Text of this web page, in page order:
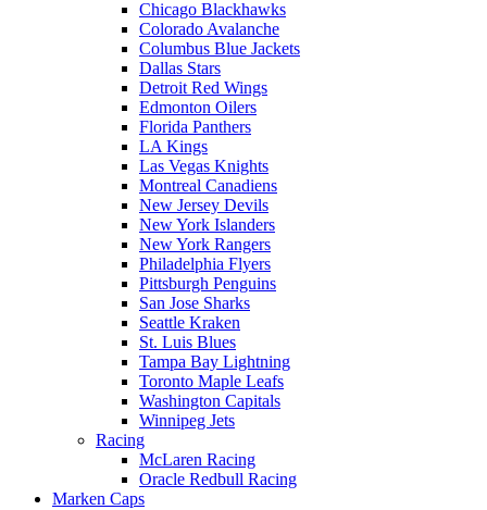
Chicago Blackhawks
Colorado Avalanche
Columbus Blue Jackets
Dallas Stars
Detroit Red Wings
Edmonton Oilers
Florida Panthers
LA Kings
Las Vegas Knights
Montreal Canadiens
New Jersey Devils
New York Islanders
New York Rangers
Philadelphia Flyers
Pittsburgh Penguins
San Jose Sharks
Seattle Kraken
St. Luis Blues
Tampa Bay Lightning
Toronto Maple Leafs
Washington Capitals
Winnipeg Jets
Racing
McLaren Racing
Oracle Redbull Racing
Marken Caps